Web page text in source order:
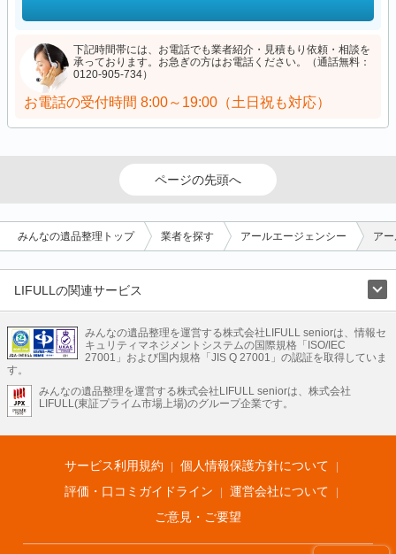
下記時間帯には、お電話でも業者紹介・見積もり依頼・相談を
承っております。お急ぎの方はお電話ください。（通話無料：
0120-905-734）
お電話の受付時間 8:00～19:00（土日祝も対応）
ページの先頭へ
みんなの遺品整理トップ 業者を探す アールエージェンシー ア
LIFULLの関連サービス
不動産・住宅
引越し 老人ホーム 地方創生 ママの就労支援
不動産クラウドファンディング 遺品整理 老後の暮らし情報
LIFULL HOME'Sのサービス
不動産・住宅
不動産査定 マンション専門売却査定 不動産投資 アドバイザー
不動産アーカイブ
空き家バンク 家賃相場 不動産会社
まちむすび
不動産用語集 住まいのお役立ち情報
LIFULL HOME'S PRESS
アプリ 不動産データ 不動産転職
みんなの遺品整理を運営する株式会社LIFULL seniorは、情報セ
キュリティマネジメントシステムの国際規格「ISO/IEC
27001」および国内規格「JIS Q 27001」の認証を取得していま
す。
みんなの遺品整理を運営する株式会社LIFULL seniorは、株式会社
LIFULL(東証プライム市場上場)のグループ企業です。
サービス利用規約
個人情報保護方針について
評価・口コミガイドライン
運営会社について
ご意見・ご要望